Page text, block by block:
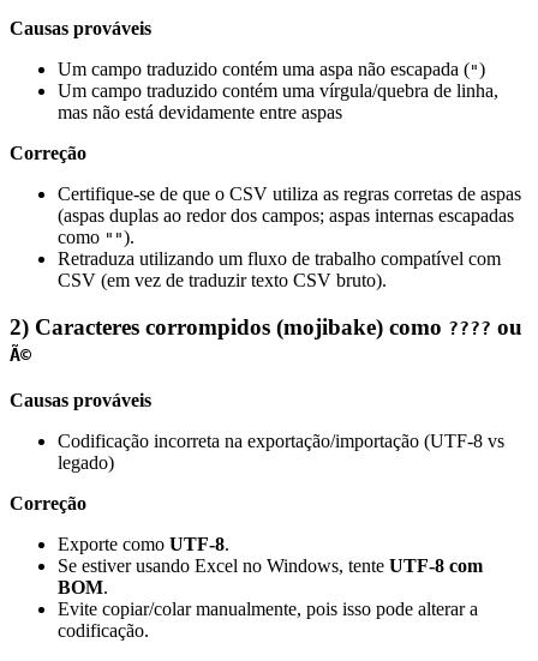
Causas prováveis
Um campo traduzido contém uma aspa não escapada (")
Um campo traduzido contém uma vírgula/quebra de linha,
mas não está devidamente entre aspas
Correção
Certifique-se de que o CSV utiliza as regras corretas de aspas
(aspas duplas ao redor dos campos; aspas internas escapadas
como "").
Retraduza utilizando um fluxo de trabalho compatível com
CSV (em vez de traduzir texto CSV bruto).
2) Caracteres corrompidos (mojibake) como ???? ou
Ã©
Causas prováveis
Codificação incorreta na exportação/importação (UTF‑8 vs
legado)
Correção
Exporte como UTF‑8.
Se estiver usando Excel no Windows, tente UTF‑8 com
BOM.
Evite copiar/colar manualmente, pois isso pode alterar a
codificação.